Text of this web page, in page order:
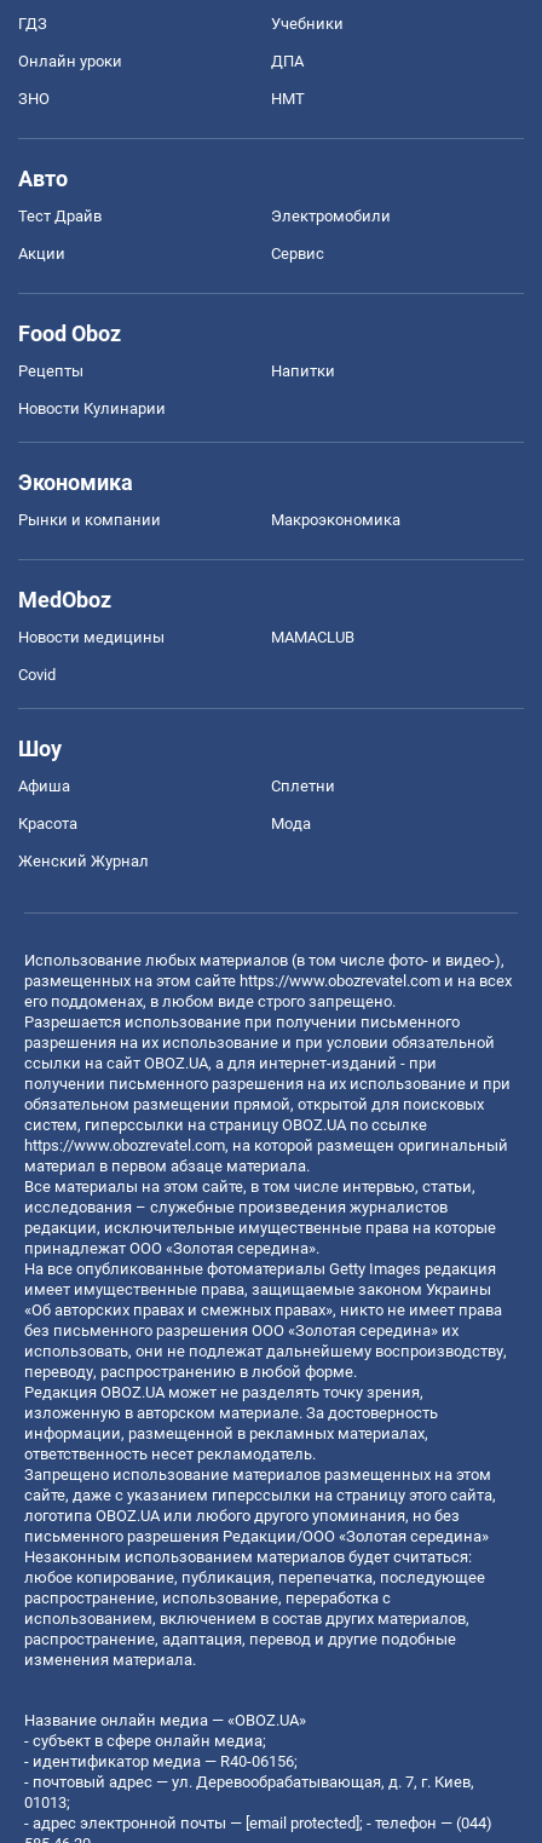
ГДЗ Учебники
Онлайн уроки ДПА
ЗНО НМТ
Авто
Тест Драйв Электромобили
Акции Сервис
Food Oboz
Рецепты Напитки
Новости Кулинарии
Экономика
Рынки и компании Mакроэкономика
MedOboz
Новости медицины MAMACLUB
Covid
Шоу
Афиша Сплетни
Красота Мода
Женский Журнал
Использование любых материалов (в том числе фото- и видео-),
размещенных на этом сайте https://www.obozrevatel.com и на всех
его поддоменах, в любом виде строго запрещено.
Разрешается использование при получении письменного
разрешения на их использование и при условии обязательной
ссылки на сайт OBOZ.UA, а для интернет-изданий - при
получении письменного разрешения на их использование и при
обязательном размещении прямой, открытой для поисковых
систем, гиперссылки на страницу OBOZ.UA по ссылке
https://www.obozrevatel.com, на которой размещен оригинальный
материал в первом абзаце материала.
Все материалы на этом сайте, в том числе интервью, статьи,
исследования – служебные произведения журналистов
редакции, исключительные имущественные права на которые
принадлежат ООО «Золотая середина».
На все опубликованные фотоматериалы Getty Images редакция
имеет имущественные права, защищаемые законом Украины
«Об авторских правах и смежных правах», никто не имеет права
без письменного разрешения ООО «Золотая середина» их
использовать, они не подлежат дальнейшему воспроизводству,
переводу, распространению в любой форме.
Редакция OBOZ.UA может не разделять точку зрения,
изложенную в авторском материале. За достоверность
информации, размещенной в рекламных материалах,
ответственность несет рекламодатель.
Запрещено использование материалов размещенных на этом
сайте, даже с указанием гиперссылки на страницу этого сайта,
логотипа OBOZ.UA или любого другого упоминания, но без
письменного разрешения Редакции/ООО «Золотая середина»
Незаконным использованием материалов будет считаться:
любое копирование, публикация, перепечатка, последующее
распространение, использование, переработка с
использованием, включением в состав других материалов,
распространение, адаптация, перевод и другие подобные
изменения материала.
Название онлайн медиа — «OBOZ.UA»
- субъект в сфере онлайн медиа;
- идентификатор медиа — R40-06156;
- почтовый адрес — ул. Деревообрабатывающая, д. 7, г. Киев,
01013;
- адрес электронной почты — [email protected]; - телефон — (044)